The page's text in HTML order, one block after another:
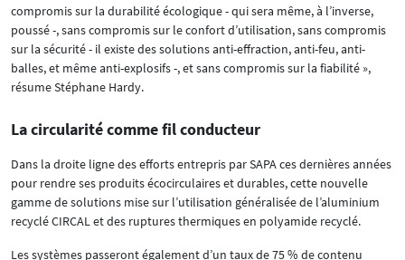
compromis sur la durabilité écologique - qui sera même, à l’inverse,
poussé -, sans compromis sur le confort d’utilisation, sans compromis
sur la sécurité - il existe des solutions anti-effraction, anti-feu, anti-
balles, et même anti-explosifs -, et sans compromis sur la fiabilité »,
résume Stéphane Hardy.
La circularité comme fil conducteur
Dans la droite ligne des efforts entrepris par SAPA ces dernières années
pour rendre ses produits écocirculaires et durables, cette nouvelle
gamme de solutions mise sur l’utilisation généralisée de l’aluminium
recyclé CIRCAL et des ruptures thermiques en polyamide recyclé.
Les systèmes passeront également d’un taux de 75 % de contenu